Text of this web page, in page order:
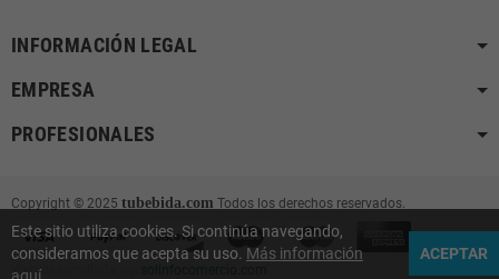
INFORMACIÓN LEGAL
EMPRESA
PROFESIONALES
Copyright © 2025 tubebida.com Todos los derechos reservados.
Web desarrollada por
Este sitio utiliza cookies. Si continúa navegando,
consideramos que acepta su uso. Más información
ACEPTAR